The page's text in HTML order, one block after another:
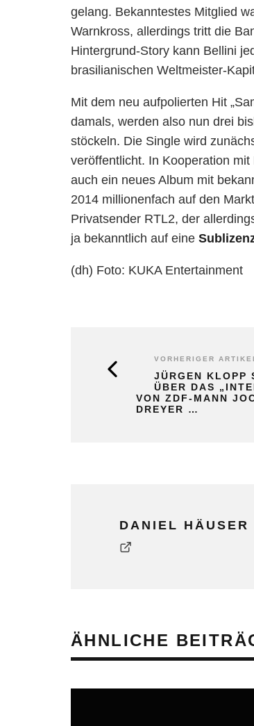
gelang. Bekanntestes Mitglied
Warnkross, allerdings tritt die
Hintergrund-Story kann Bellini
brasilianischen Weltmeister-
Mit dem neu aufpolierten Hit
damals, werden also nun drei
stöckeln. Die Single wird
veröffentlicht. In Kooperation
auch ein neues Album mit
2014 millionenfach auf den
Privatsender RTL2, der
ja bekanntlich auf eine
(dh) Foto: KUKA Entertainment
VORHERIGER ARTIKEL
JÜRGEN KLOPP
ÜBER DAS
VON ZDF-MANN
DREYER …
DANIEL HÄUSER
ÄHNLICHE